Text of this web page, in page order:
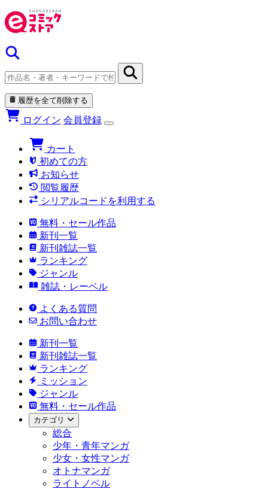
履歴を全て削除する
ログイン 会員登録
カート
初めての方
お知らせ
閲覧履歴
シリアルコードを利用する
無料・セール作品
新刊一覧
新刊雑誌一覧
ランキング
ジャンル
雑誌・レーベル
よくある質問
お問い合わせ
新刊一覧
新刊雑誌一覧
ランキング
ミッション
ジャンル
無料・セール作品
カテゴリ
総合
少年・青年マンガ
少女・女性マンガ
オトナマンガ
ライトノベル